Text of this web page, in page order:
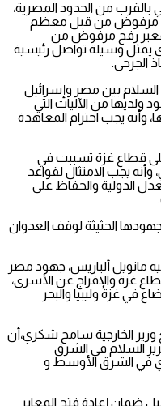
بالقرب من الحدود المصرية،
غزة مرفوض من قبل معظم
بمعبر رفح مرفوض من
يمثل وسيلة تواصل رئيسية
الجرحى.
بين مصر وإسرائيل
مستقرة على مدى 4 عقود ولديها من الآليات التي
وأنه يجب احترام المعاهدة
على قطاع غزة تسببت في
يجب الامتثال لقواعد
الدولية والحفاظ على
الحثيثة لوقف العدوان
مانويل ألباريس، جهود مصر
غزة والإفراج عن الأسرى،
في غزة وليبيا والبحر
الخارجية سامح شكري،أن
السلام في الشرق
في الشرق الأوسط و
ضمان إعادة فتح المعابر